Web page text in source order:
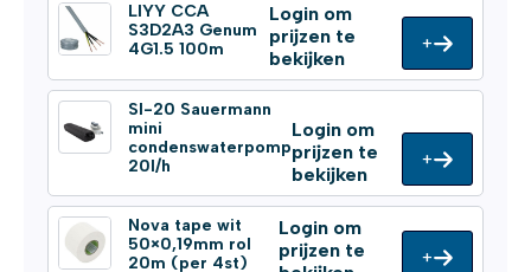
LIYY CCA
S3D2A3 Genum
4G1.5 100m
Login om
prijzen te
bekijken
+
SI-20 Sauermann
mini
condenswaterpomp
20l/h
Login om
prijzen te
bekijken
+
Nova tape wit
50×0,19mm rol
20m (per 4st)
Login om
prijzen te
+